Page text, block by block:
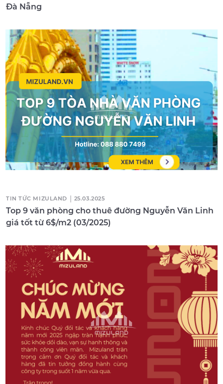
Đà Nẵng
TIN TỨC MIZULAND | 25.03.2025
Top 9 văn phòng cho thuê đường Nguyễn Văn Linh
giá tốt từ 6$/m2 (03/2025)